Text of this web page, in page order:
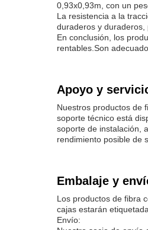
0,93x0,93m, con un
La resistencia a la
duraderos y duraderos,
En conclusión, los
rentables.Son
Apoyo y
Nuestros productos de
soporte técnico está
soporte de instalación,
rendimiento posible de
Embalaje y
Los productos de fibra
cajas estarán
Envío: